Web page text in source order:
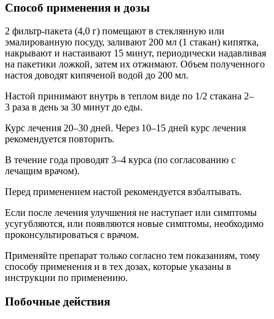
Способ применения и дозы
2 фильтр‑пакета (4,0 г) помещают в стеклянную или
эмалированную посуду, заливают 200 мл (1 стакан) кипятка,
накрывают и настаивают 15 минут, периодически надавливая
на пакетики ложкой, затем их отжимают. Объем полученного
настоя доводят кипяченой водой до 200 мл.
Настой принимают внутрь в теплом виде по 1/2 стакана 2–
3 раза в день за 30 минут до еды.
Курс лечения 20–30 дней. Через 10–15 дней курс лечения
рекомендуется повторить.
В течение года проводят 3–4 курса (по согласованию с
лечащим врачом).
Перед применением настой рекомендуется взбалтывать.
Если после лечения улучшения не наступает или симптомы
усугубляются, или появляются новые симптомы, необходимо
проконсультироваться с врачом.
Применяйте препарат только согласно тем показаниям, тому
способу применения и в тех дозах, которые указаны в
инструкции по применению.
Побочные действия